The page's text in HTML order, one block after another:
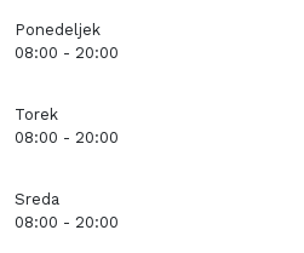
Ponedeljek
08:00 - 20:00
Torek
08:00 - 20:00
Sreda
08:00 - 20:00